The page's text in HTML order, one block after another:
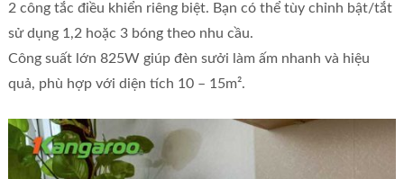
2 công tắc điều khiển riêng biệt. Bạn có thể tùy chỉnh bật/tắt
sử dụng 1,2 hoặc 3 bóng theo nhu cầu.
Công suất lớn 825W giúp đèn sưởi làm ấm nhanh và hiệu
quả, phù hợp với diện tích 10 – 15m².